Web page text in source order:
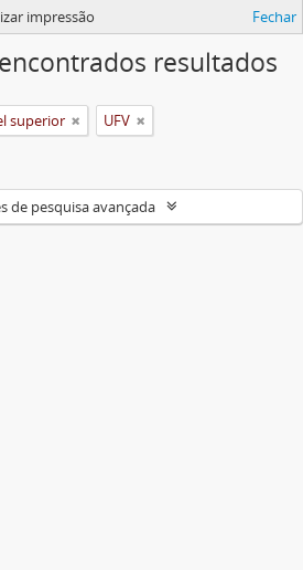
impressão Fechar
resultados
superior UFV
de pesquisa avançada